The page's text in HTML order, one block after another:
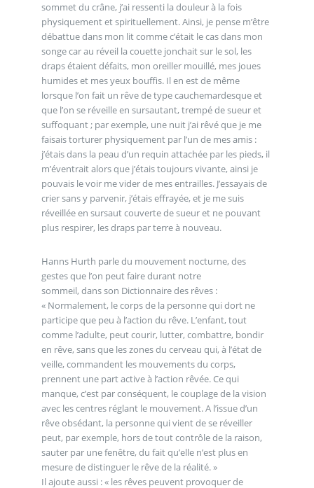
sommet du crâne, j’ai ressenti la douleur à la fois
physiquement et spirituellement. Ainsi, je pense m’être
débattue dans mon lit comme c’était le cas dans mon
songe car au réveil la couette jonchait sur le sol, les
draps étaient défaits, mon oreiller mouillé, mes joues
humides et mes yeux bouffis. Il en est de même
lorsque l’on fait un rêve de type cauchemardesque et
que l’on se réveille en sursautant, trempé de sueur et
suffoquant ; par exemple, une nuit j’ai rêvé que je me
faisais torturer physiquement par l’un de mes amis :
j’étais dans la peau d’un requin attachée par les pieds, il
m’éventrait alors que j’étais toujours vivante, ainsi je
pouvais le voir me vider de mes entrailles. J’essayais de
crier sans y parvenir, j’étais effrayée, et je me suis
réveillée en sursaut couverte de sueur et ne pouvant
plus respirer, les draps par terre à nouveau.
Hanns Hurth parle du mouvement nocturne, des
gestes que l’on peut faire durant notre
sommeil, dans son Dictionnaire des rêves :
« Normalement, le corps de la personne qui dort ne
participe que peu à l’action du rêve. L’enfant, tout
comme l’adulte, peut courir, lutter, combattre, bondir
en rêve, sans que les zones du cerveau qui, à l’état de
veille, commandent les mouvements du corps,
prennent une part active à l’action rêvée. Ce qui
manque, c’est par conséquent, le couplage de la vision
avec les centres réglant le mouvement. A l’issue d’un
rêve obsédant, la personne qui vient de se réveiller
peut, par exemple, hors de tout contrôle de la raison,
sauter par une fenêtre, du fait qu’elle n’est plus en
mesure de distinguer le rêve de la réalité. »
Il ajoute aussi : « les rêves peuvent provoquer de